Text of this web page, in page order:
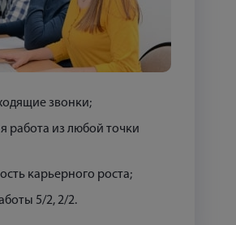
звонки;
работа из любой точки
карьерного роста;
5/2, 2/2.